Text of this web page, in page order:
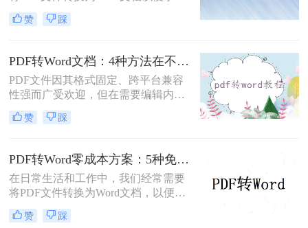
辑和修改。那么电脑上pdf怎么转换成
word文档呢？本文将介绍三种将PDF
完成PDF到Word的转换。
赞 踩
PDF转Word文档：4种方法在不同文件类型下的转换效果！
PDF文件因其格式固定、跨平台兼容
性强而广受欢迎，但在需要编辑内容
时，将其转换为可编辑的Word文档成
为刚需。那么pdf怎么转换成word文档
法，助您高效完成格式转换。
赞 踩
PDF转Word零成本方案：5种免费路径的适用边界和效果评估！
在日常生活和工作中，我们经常需要
将PDF文件转换为Word文档，以便进
行编辑、修改或进一步处理。然而，
市面上许多PDF转Word工具都需要付
赞 踩